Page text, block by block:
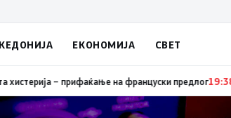
ЕКОНОМИЈА СВЕТ
од сапуница „мигранти за пари“, така на